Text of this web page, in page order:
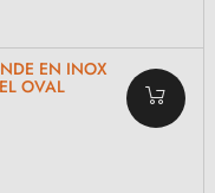
EN INOX
OVAL